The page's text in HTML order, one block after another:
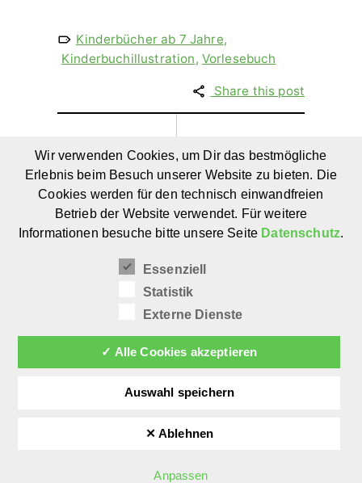
Kinderbücher ab 7 Jahre,
Kinderbuchillustration, Vorlesebuch
Share this post
Wolf –
Mum
Bloggerin
von
Wiedemann
– Mum
Bloggerin
von Kleine
Wir verwenden Cookies, um Dir das bestmögliche
Erlebnis beim Besuch unserer Website zu bieten. Die
Cookies werden für den technisch einwandfreien
Betrieb der Website verwendet. Für weitere
Informationen besuche bitte unsere Seite Datenschutz.
Essenziell
Statistik
Externe Dienste
✓ Alle Cookies akzeptieren
Auswahl speichern
✕ Ablehnen
Anpassen